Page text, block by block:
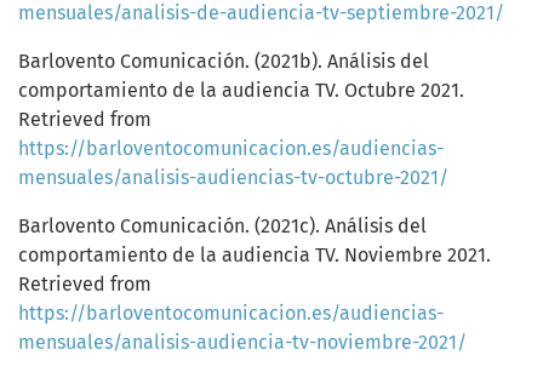
mensuales/analisis-de-audiencia-tv-septiembre-2021/
Barlovento Comunicación. (2021b). Análisis del
comportamiento de la audiencia TV. Octubre 2021.
Retrieved from
https://barloventocomunicacion.es/audiencias-
mensuales/analisis-audiencias-tv-octubre-2021/
Barlovento Comunicación. (2021c). Análisis del
comportamiento de la audiencia TV. Noviembre 2021.
Retrieved from
https://barloventocomunicacion.es/audiencias-
mensuales/analisis-audiencia-tv-noviembre-2021/